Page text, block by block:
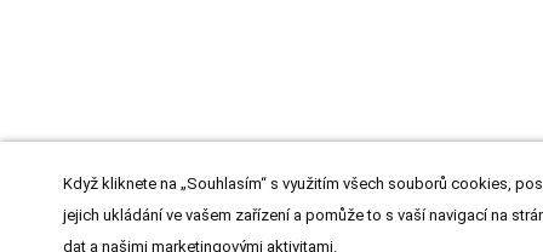
Když kliknete na „Souhlasím“ s využitím všech souborů cookies,
jejich ukládání ve vašem zařízení a pomůže to s vaší navigací na
dat a našimi marketingovými aktivitami.